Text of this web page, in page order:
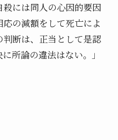
には同人の心因的要因
の減額をして死亡によ
断は、正当として是認
所論の違法はない。」